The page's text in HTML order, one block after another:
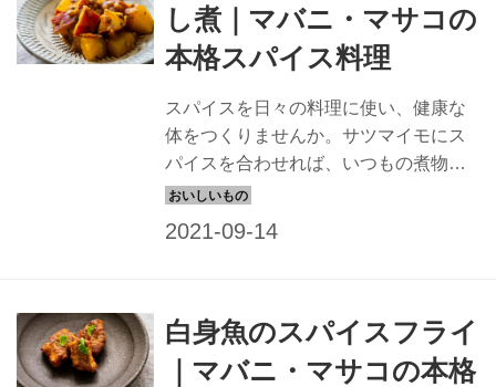
し煮｜マバニ・マサコの
本格スパイス料理
スパイスを日々の料理に使い、健康な
体をつくりませんか。サツマイモにス
パイスを合わせれば、いつもの煮物と
は一味違う、おいしくて体によい一品
白身魚のスパイスフライ
｜マバニ・マサコの本格